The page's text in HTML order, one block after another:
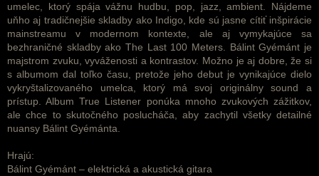
umelec, ktorý spája vážnu hudbu, pop, jazz, ambient. Nájdeme
uňho aj tradičnejšie skladby ako Indigo, kde sú jasne cítiť inšpirácie
mainstreamu v modernom kontexte, ale aj vymykajúce sa
bezhraničné skladby ako The Last 100 Meters. Bálint Gyémánt je
majstrom zvuku, vyváženosti a kontrastov. Možno je aj dobre, že si
s albumom dal toľko času, pretože jeho debut je vynikajúce dielo
vykryštalizovaného umelca, ktorý má svoj originálny sound a
prístup. Album True Listener ponúka mnoho zvukových zážitkov,
ale chce to skutočného poslucháča, aby zachytil všetky detailné
nuansy Bálint Gyémánta.
Hrajú:
Bálint Gyémánt – elektrická a akustická gitara